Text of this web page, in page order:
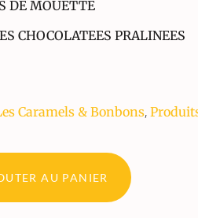
DE MOUETTE
CHOCOLATEES PRALINEES
Caramels & Bonbons,
AU PANIER